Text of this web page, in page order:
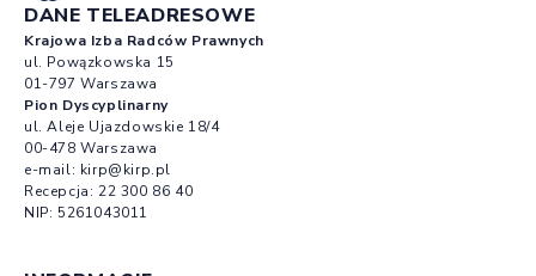
DANE TELEADRESOWE
Krajowa Izba Radców Prawnych
ul. Powązkowska 15
01-797 Warszawa
Pion Dyscyplinarny
ul. Aleje Ujazdowskie 18/4
00-478 Warszawa
e-mail: kirp@kirp.pl
Recepcja: 22 300 86 40
NIP: 5261043011